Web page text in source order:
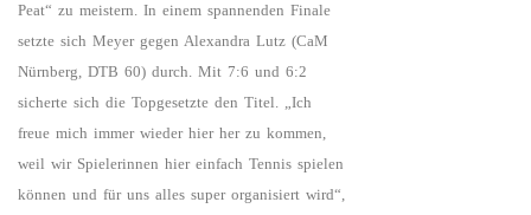
Peat“ zu meistern. In einem spannenden Finale
setzte sich Meyer gegen Alexandra Lutz (CaM
Nürnberg, DTB 60) durch. Mit 7:6 und 6:2
sicherte sich die Topgesetzte den Titel. „Ich
freue mich immer wieder hier her zu kommen,
weil wir Spielerinnen hier einfach Tennis spielen
können und für uns alles super organisiert wird“,